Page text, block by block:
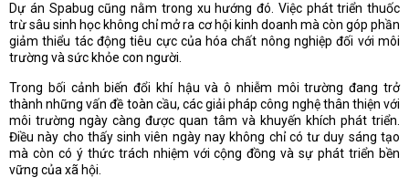
Dự án Spabug cũng nằm trong xu hướng đó. Việc phát triển thuốc
trừ sâu sinh học không chỉ mở ra cơ hội kinh doanh mà còn góp phần
giảm thiểu tác động tiêu cực của hóa chất nông nghiệp đối với môi
trường và sức khỏe con người.
Trong bối cảnh biến đổi khí hậu và ô nhiễm môi trường đang trở
thành những vấn đề toàn cầu, các giải pháp công nghệ thân thiện với
môi trường ngày càng được quan tâm và khuyến khích phát triển.
Điều này cho thấy sinh viên ngày nay không chỉ có tư duy sáng tạo
mà còn có ý thức trách nhiệm với cộng đồng và sự phát triển bền
vững của xã hội.